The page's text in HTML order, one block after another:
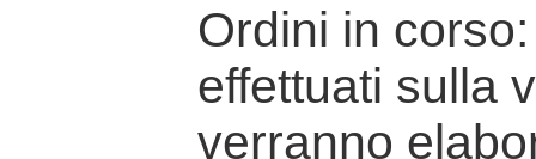
Ordini in
effettuati sulla
verranno